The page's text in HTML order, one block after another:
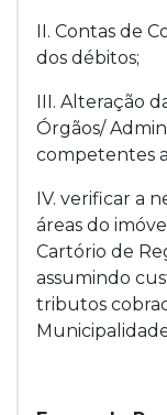
II. Contas de
dos débitos;
III. Alteração
Órgãos/
competentes
IV. verificar a
áreas do
Cartório de
assumindo
tributos